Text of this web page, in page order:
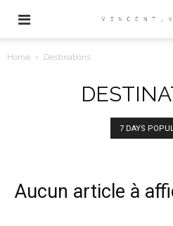
Home Destinations
7 DAYS
Aucun article à